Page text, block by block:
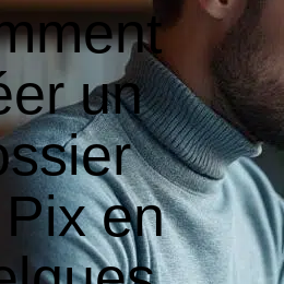
un
en